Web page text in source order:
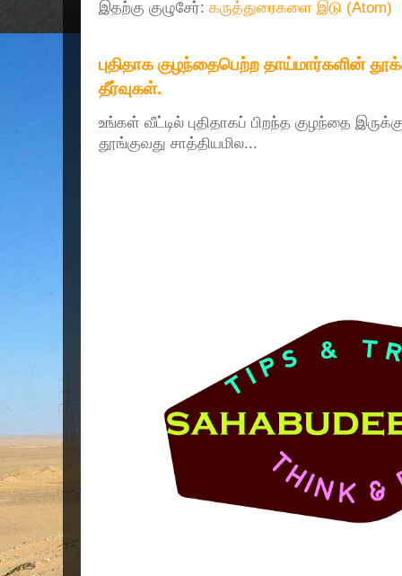
இதற்கு குழுசேர்: கருத்துரைகளை இடு (Atom)
புதிதாக குழந்தைபெற்ற தாய்மார்களின்
தீர்வுகள்.
உங்கள் வீட்டில் புதிதாகப் பிறந்த குழந்தை
தூங்குவது சாத்தியமில...